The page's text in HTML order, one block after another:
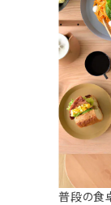
普段の食